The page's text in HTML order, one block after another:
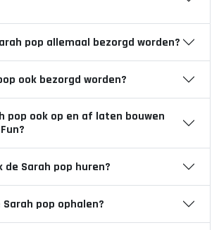
pop allemaal bezorgd worden?
ook bezorgd worden?
pop ook op en af laten bouwen
de Sarah pop huren?
pop ophalen?